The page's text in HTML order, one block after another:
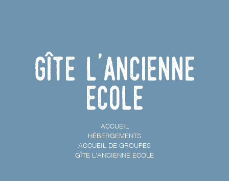
Gîte l'Ancienne
Ecole
ACCUEIL
HÉBERGEMENTS
ACCUEIL DE GROUPES
GÎTE L'ANCIENNE ECOLE